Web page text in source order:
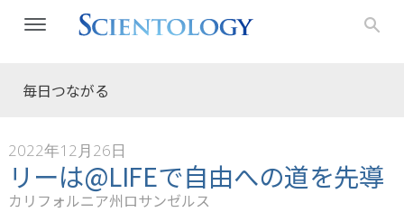
毎日つながる
2022年12月26日
リーは@LIFEで自由への道を先導
カリフォルニア州ロサンゼルス